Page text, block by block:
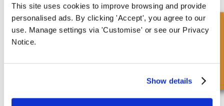
This site uses cookies to improve browsing and provide
personalised ads. By clicking 'Accept', you agree to our
use. Manage settings via 'Customise' or see our Privacy
Notice.
Show details
2 Voorraad
£86.08
Snel onderzoek